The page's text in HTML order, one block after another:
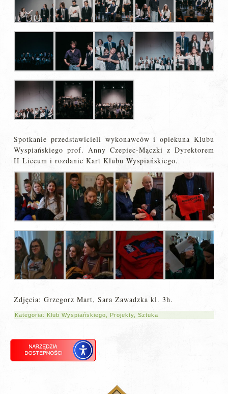
Spotkanie przedstawicieli wykonawców i opiekuna Klubu
Wyspiańskiego prof. Anny Czepiec-Mączki z Dyrektorem
II Liceum i rozdanie Kart Klubu Wyspiańskiego.
Zdjęcia: Grzegorz Mart, Sara Zawadzka kl. 3h.
Kategoria: Klub Wyspiańskiego Projekty ,Sztuka